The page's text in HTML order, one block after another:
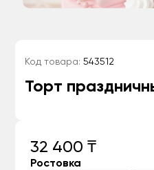
Код товара: 543512
Торт
32 400 ₸
Ростовка